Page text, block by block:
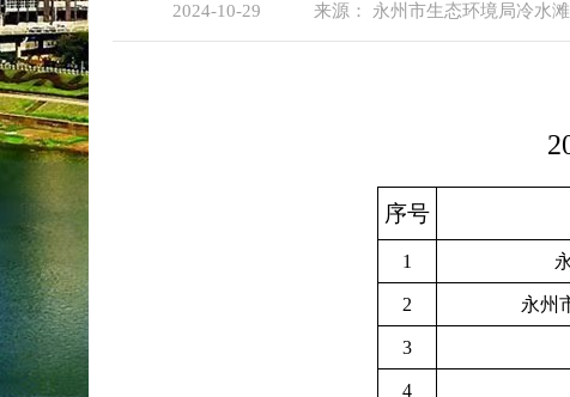
2024-10-29 来源： 永州市生态环境局冷水
序号
1
2 永州
3
4